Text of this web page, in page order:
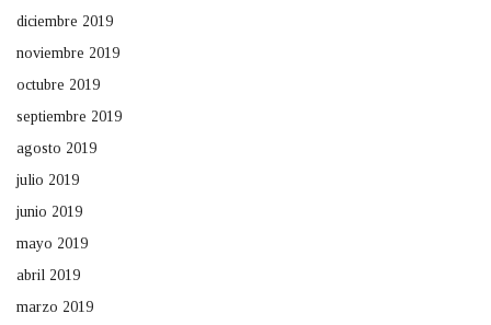
diciembre 2019
noviembre 2019
octubre 2019
septiembre 2019
agosto 2019
julio 2019
junio 2019
mayo 2019
abril 2019
marzo 2019